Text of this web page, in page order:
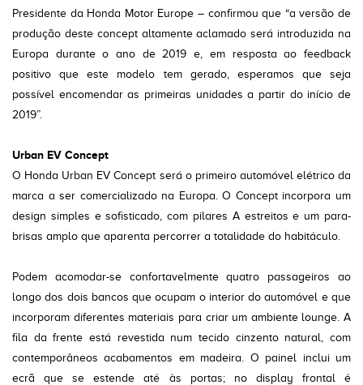
Presidente da Honda Motor Europe – confirmou que “a versão de
produção deste concept altamente aclamado será introduzida na
Europa durante o ano de 2019 e, em resposta ao feedback
positivo que este modelo tem gerado, esperamos que seja
possível encomendar as primeiras unidades a partir do início de
2019”.
Urban EV Concept
O Honda Urban EV Concept será o primeiro automóvel elétrico da
marca a ser comercializado na Europa. O Concept incorpora um
design simples e sofisticado, com pilares A estreitos e um para-
brisas amplo que aparenta percorrer a totalidade do habitáculo.
Podem acomodar-se confortavelmente quatro passageiros ao
longo dos dois bancos que ocupam o interior do automóvel e que
incorporam diferentes materiais para criar um ambiente lounge. A
fila da frente está revestida num tecido cinzento natural, com
contemporâneos acabamentos em madeira. O painel inclui um
ecrã que se estende até às portas; no display frontal é